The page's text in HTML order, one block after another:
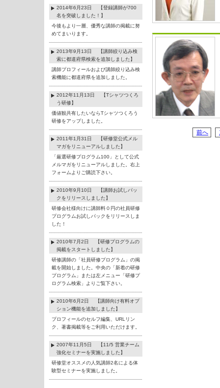
2014年6月23日 【登録講師が700
名を突破しました！】
今後もより一層、優秀な講師の掲載に努
めてまいります。
2013年9月13日 【講師絞り込み検
索に都道府県検索を追加しました】
講師プロフィールおよび講師絞り込み検
索機能に都道府県を追加しました。
2012年11月13日 【Tシャツつくろ
う研修】
価値観共有したいならTシャツつくろう
研修をアップしました。
2011年1月31日 【研修堂公式メル
マガをリニューアルしました】
「厳選研修プログラム100」として公式
メルマガをリニューアルしました。右上
フォームよりご購読下さい。
2010年9月10日 【講師お試しパッ
クをリリースしました】
研修会社様向けに講師料０円の社員研修
プログラムお試しパックをリリースしま
した！
2010年7月2日 【研修プログラムの
掲載をスタートしました】
研修講師の「社員研修プログラム」の掲
載を開始しました。中央の「新着の研修
プログラム」または左メニュー「研修プ
ログラム検索」よりご覧下さい。
2010年6月2日 【講師向け有料オプ
ション機能を追加しました】
プロフィールのセルフ編集、URLリン
ク、著書掲載等をご利用いただけます。
2007年11月5日 【11/5 営業チーム
強化セミナーを実施しました】
研修堂オススメの人気講師2名による体
験型セミナーを実施しました。
前へ